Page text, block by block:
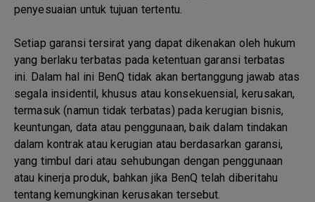
penyesuaian untuk tujuan tertentu.
Setiap garansi tersirat yang dapat dikenakan oleh hukum
yang berlaku terbatas pada ketentuan garansi terbatas
ini. Dalam hal ini BenQ tidak akan bertanggung jawab atas
segala insidentil, khusus atau konsekuensial, kerusakan,
termasuk (namun tidak terbatas) pada kerugian bisnis,
keuntungan, data atau penggunaan, baik dalam tindakan
dalam kontrak atau kerugian atau berdasarkan garansi,
yang timbul dari atau sehubungan dengan penggunaan
atau kinerja produk, bahkan jika BenQ telah diberitahu
tentang kemungkinan kerusakan tersebut.